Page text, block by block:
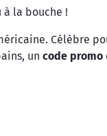
à la bouche !
Célèbre
un code promo